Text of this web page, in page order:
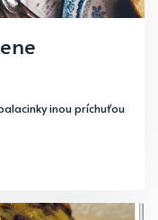
inou príchuťou